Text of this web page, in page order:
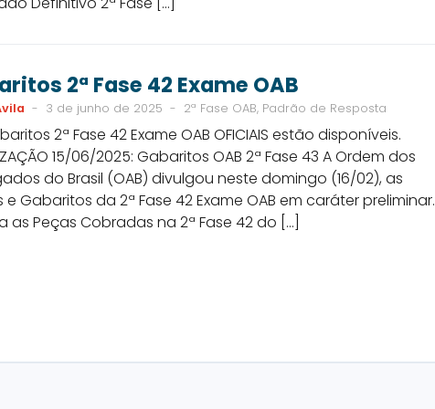
2ª Fase 42 Exame OAB
- 3 de junho de 2025 - 2ª Fase OAB, Padrão de Resposta
2ª Fase 42 Exame OAB OFICIAIS estão disponíveis.
15/06/2025: Gabaritos OAB 2ª Fase 43 A Ordem dos
do Brasil (OAB) divulgou neste domingo (16/02), as
e Gabaritos da 2ª Fase 42 Exame OAB em caráter preliminar.
as Peças Cobradas na 2ª Fase 42 do […]